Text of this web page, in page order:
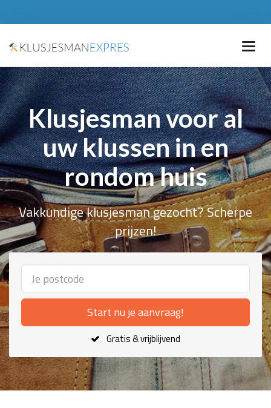
Klusjesman voor al
uw klussen in en
rondom huis
Vakkundige klusjesman gezocht? Scherpe
prijzen!
Start nu je aanvraag!
Gratis & vrijblijvend